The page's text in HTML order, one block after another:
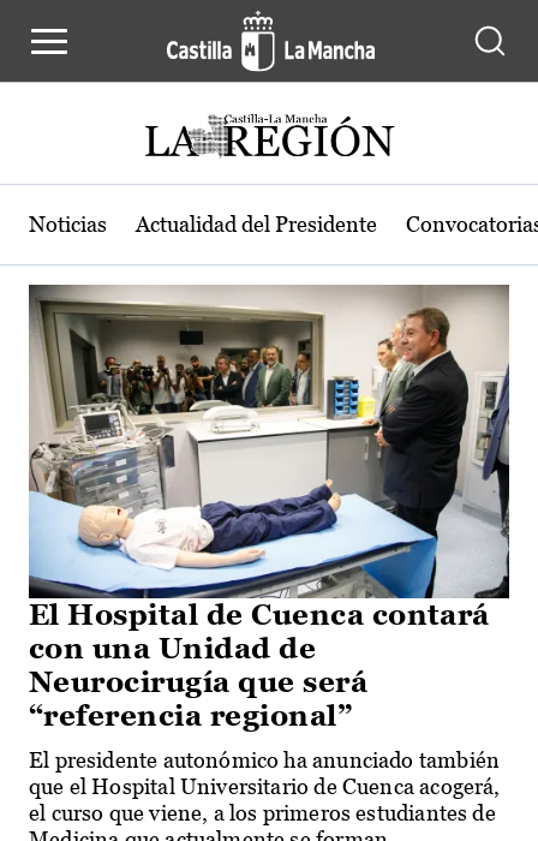
Actualidad de la región de Castilla-
Noticias Actualidad del Presidente
El Hospital de Cuenca contará
con una Unidad de
Neurocirugía que será
“referencia regional”
El presidente autonómico ha anunciado también
que el Hospital Universitario de Cuenca acogerá,
el curso que viene, a los primeros estudiantes de